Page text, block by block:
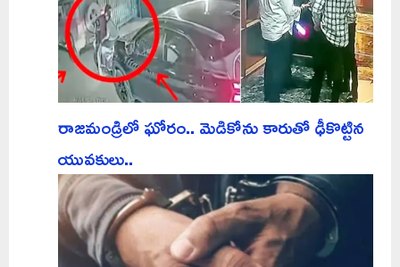
రాజమండ్రిలో ఘోరం.. మెడికోను కారుతో ఢీకొట్టిన
యువకులు..